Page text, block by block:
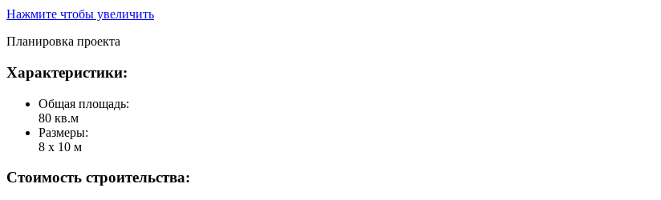
Нажмите чтобы увеличить
Планировка проекта
Характеристики:
Общая площадь:
80 кв.м
Размеры:
8 х 10 м
Стоимость строительства: